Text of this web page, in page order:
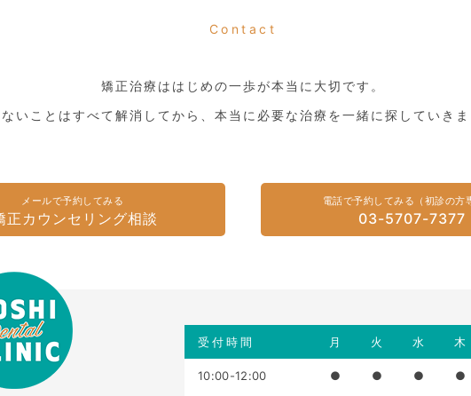
Contact
矯正治療ははじめの一歩が本当に大切です。
いことはすべて解消してから、本当に必要な治療を一緒に探していきま
メールで予約してみる
正カウンセリング相談
電話で予約してみる（初診の方
03-5707-7377
受付時間 月 火 水 木
10:00-12:00 ● ● ● ●